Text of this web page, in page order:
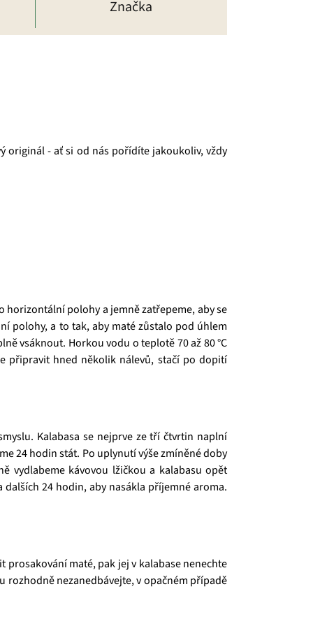
Značka
originál - ať si od nás pořídíte jakoukoliv, vždy
polohy a jemně zatřepeme, aby se
polohy, a to tak, aby maté zůstalo pod úhlem
vsáknout. Horkou vodu o teplotě 70 až 80 °C
připravit hned několik nálevů, stačí po dopití
Kalabasa se nejprve ze tří čtvrtin naplní
24 hodin stát. Po uplynutí výše zmíněné doby
vydlabeme kávovou lžičkou a kalabasu opět
dalších 24 hodin, aby nasákla příjemné aroma.
maté, pak jej v kalabase nenechte
rozhodně nezanedbávejte, v opačném případě